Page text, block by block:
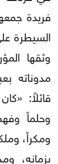
فريدة
السيطرة
وثقها
مدوناته
قائلاً:
وحلماً
ومكراً،
بزمانه،